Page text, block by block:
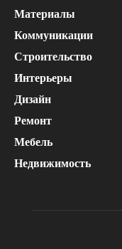
Материалы
Коммуникации
Строительство
Интерьеры
Дизайн
Ремонт
Мебель
Недвижимость